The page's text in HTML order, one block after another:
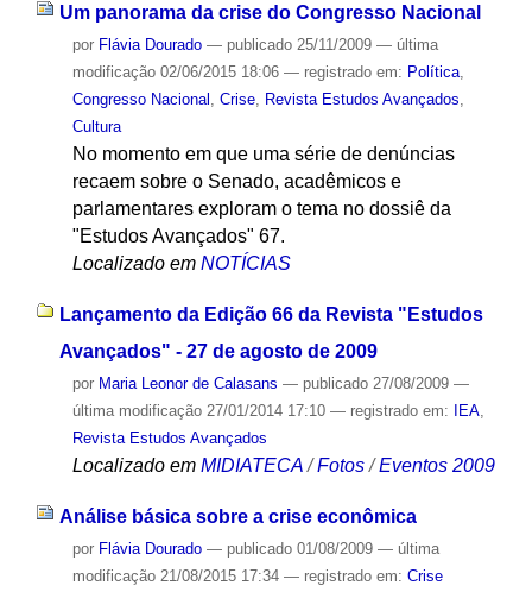
Um panorama da crise do Congresso Nacional
por Flávia Dourado — publicado25/11/2009 — última
modificação02/06/2015 18:06 — registrado em: Política,
Congresso Nacional , Crise, Revista Estudos Avançados,
Cultura
No momento em que uma série de denúncias
recaem sobre o Senado, acadêmicos e
parlamentares exploram o tema no dossiê da
"Estudos Avançados" 67.
Localizado em NOTÍCIAS
Lançamento da Edição 66 da Revista "Estudos
Avançados" - 27 de agosto de 2009
por Maria Leonor de Calasans — publicado27/08/2009 —
última modificação27/01/2014 17:10 — registrado em: IEA,
Revista Estudos Avançados
Localizado em MIDIATECA /Fotos /Eventos 2009
Análise básica sobre a crise econômica
por Flávia Dourado — publicado01/08/2009 — última
modificação21/08/2015 17:34 — registrado em: Crise